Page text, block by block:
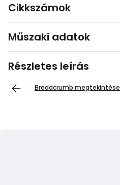
Cikkszámok
Műszaki adatok
Részletes leírás
Breadcrumb megtekintése